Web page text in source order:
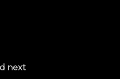
next